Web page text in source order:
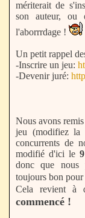
mériterait de
son auteur, ou
l'aborrrdage !
Un petit rappel
-Inscrire un jeu:
-Devenir juré:
Nous avons
jeu (modifiez la
concurrents de
modifié d'ici le
donc que nous
toujours bon pour
Cela revient à
commencé !